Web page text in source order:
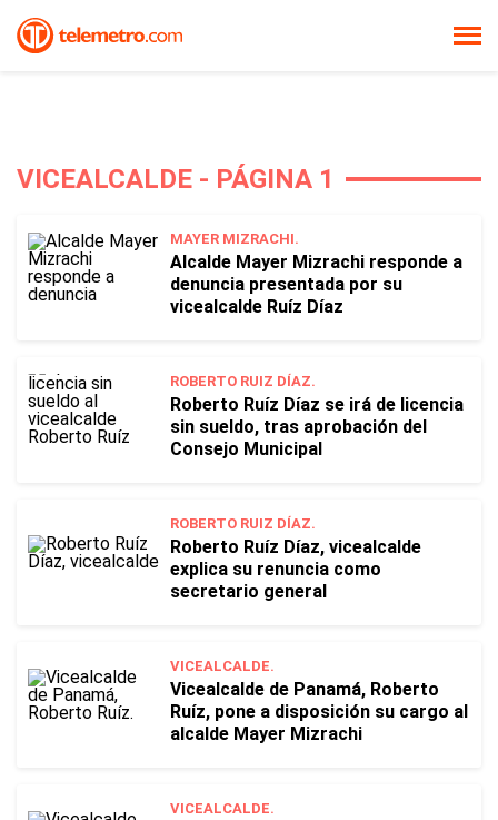
VICEALCALDE - PÁGINA 1
MAYER MIZRACHI.
Alcalde Mayer Mizrachi responde a
denuncia presentada por su
vicealcalde Ruíz Díaz
ROBERTO RUIZ DÍAZ.
Roberto Ruíz Díaz se irá de licencia
sin sueldo, tras aprobación del
Consejo Municipal
ROBERTO RUIZ DÍAZ.
Roberto Ruíz Díaz, vicealcalde
explica su renuncia como
secretario general
VICEALCALDE.
Vicealcalde de Panamá, Roberto
Ruíz, pone a disposición su cargo al
alcalde Mayer Mizrachi
VICEALCALDE.